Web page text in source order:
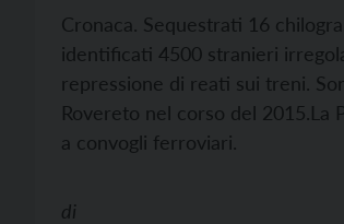
Cronaca. Sequestrati 16
identificati 4500 stranieri
repressione di reati sui treni.
Rovereto nel corso del 2015.La
a convogli ferroviari.
di